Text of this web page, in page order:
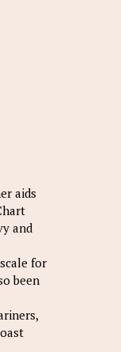
aids
and
for
been